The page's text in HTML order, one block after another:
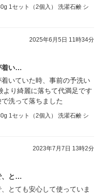
1セット（2個入） 洗濯石鹸 シ
2025年6月5日 11時34分
着い…
いていた時、事前の予洗い
より綺麗に落ちて代満足です
洗って落ちました
1セット（2個入） 洗濯石鹸 シ
2023年7月7日 13時2分
、と…
とても安心して使っていま